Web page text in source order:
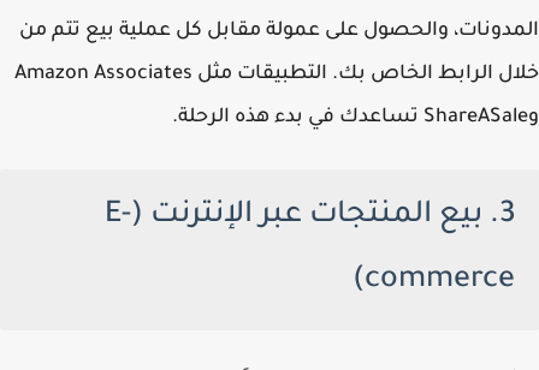
المدونات، والحصول على عمولة مقابل كل عملية بيع تتم من
خلال الرابط الخاص بك. التطبيقات مثل Amazon Associates
وShareASale تساعدك في بدء هذه الرحلة.
3. بيع المنتجات عبر الإنترنت (E-
commerce)